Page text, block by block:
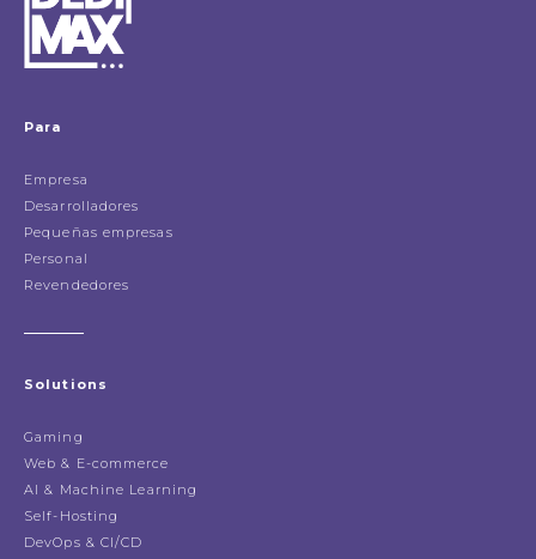
Para
Empresa
Desarrolladores
Pequeñas empresas
Personal
Revendedores
Solutions
Gaming
Web & E-commerce
AI & Machine Learning
Self-Hosting
DevOps & CI/CD